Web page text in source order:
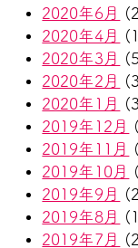
2020年6月
2020年4月
2020年3月
2020年2月
2020年1月
2019年12月
2019年11月
2019年10月
2019年9月
2019年8月
2019年7月